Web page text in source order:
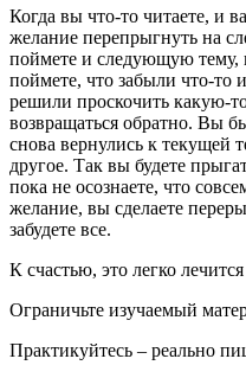
Когда вы что-то читаете, и
желание перепрыгнуть на
поймете и следующую тему,
поймете, что забыли что-то
решили проскочить какую-
возвращаться обратно. Вы
снова вернулись к текущей
другое. Так вы будете
пока не осознаете, что
желание, вы сделаете
забудете все.
К счастью, это легко
Ограничьте изучаемый
Практикуйтесь – реально